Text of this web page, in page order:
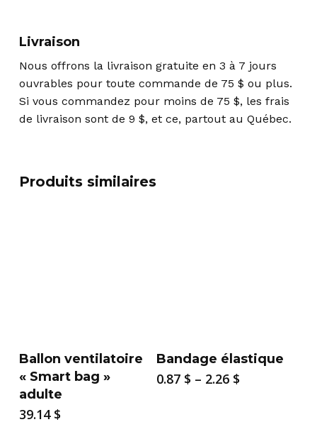
Livraison
Nous offrons la livraison gratuite en 3 à 7 jours
ouvrables pour toute commande de 75 $ ou plus.
Si vous commandez pour moins de 75 $, les frais
de livraison sont de 9 $, et ce, partout au Québec.
Produits similaires
Ballon ventilatoire
« Smart bag »
adulte
39.14 $
Bandage élastique
0.87 $ – 2.26 $